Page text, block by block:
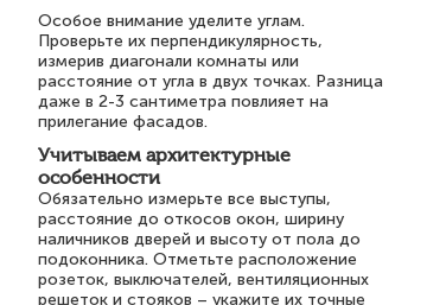
Особое внимание уделите углам.
Проверьте их перпендикулярность,
измерив диагонали комнаты или
расстояние от угла в двух точках. Разница
даже в 2-3 сантиметра повлияет на
прилегание фасадов.
Учитываем архитектурные
особенности
Обязательно измерьте все выступы,
расстояние до откосов окон, ширину
наличников дверей и высоту от пола до
подоконника. Отметьте расположение
розеток, выключателей, вентиляционных
решеток и стояков – укажите их точные